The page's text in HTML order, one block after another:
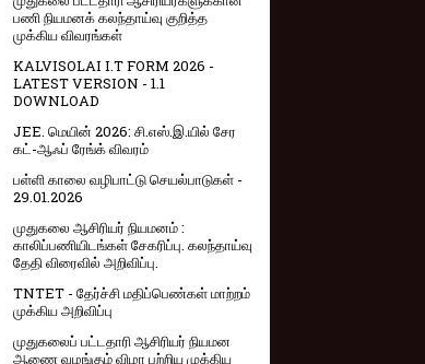
பணி நியமனக் கலந்தாய்வு குறித்த
முக்கிய விவரங்கள்
KALVISOLAI I.T FORM 2026 -
LATEST VERSION - 1.1
DOWNLOAD
JEE. மெயின் 2026: சி.எஸ்.இ.யில் சேர
கட்-ஆஃப் ரேங்க் விவரம்
பள்ளி காலை வழிபாட்டு செயல்பாடுகள் -
29.01.2026
முதுகலை ஆசிரியர் நியமனம் :
காலிப்பணியிடங்கள் சேகரிப்பு. கலந்தாய்வு
தேதி விரைவில் அறிவிப்பு.
TNTET - தேர்ச்சி மதிப்பெண்கள் மாற்றம்
முக்கிய அறிவிப்பு
முதுகலைப் பட்டதாரி ஆசிரியர் நியமன
ஆணை வழங்கும் விழா பற்றிய முக்கிய